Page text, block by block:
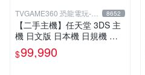
TVGAME360 恐龍電玩-台
中店
8652
【二手主機】任天堂 3DS 主
機 日文版 日本機 日規機 附
原廠充電器【台中恐龍電玩】
$99,990